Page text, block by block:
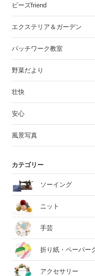
ビーズfriend
エクステリア＆ガーデン
パッチワーク教室
野菜だより
壮快
安心
風景写真
カテゴリー
ソーイング
ニット
手芸
折り紙・ペーパー
アクセサリー